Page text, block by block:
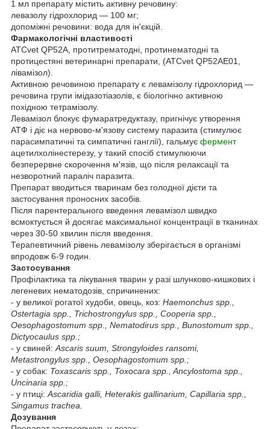
1 мл препарату містить активну речовину:
левазолу гідрохлорид — 100 мг;
допоміжні речовини: вода для ін'єкцій.
Фармакологічні властивості
ATCvet QР52А, протитрематодні, протинематодні та
протицестяні ветеринарні препарати, (ATCvet QР52АE01,
лівамізол).
Активною речовиною препарату є левамізолу гідрохлорид —
речовина групи імідазотіазолів, є біологічно активною
похідною тетрамізолу.
Левамізол блокує фумаратредуктазу, пригнічує утворення
АТФ і діє на нервово-м'язову систему паразита (стимулює
парасимпатичні та симпатичні ганглії), гальмує фермент
ацетилхолінестерезу, у такий спосіб стимулюючи
безперервне скорочення м'язів, що після релаксації та
незворотний параліч паразита.
Препарат вводиться тваринам без голодної дієти та
застосування проносних засобів.
Після парентерального введення левамізол швидко
всмоктується й досягає максимальної концентрації в тканинах
через 30-50 хвилин після введення.
Терапевтичний рівень левамізолу зберігається в організмі
впродовж 6-9 годин.
Застосування
Профілактика та лікування тварин у разі шлунково-кишкових і
легеневих нематодозів, спричинених:
- у великої рогатої худоби, овець, коз: Haemonchus spp.,
Ostertagia spp., Trichostrongylus spp., Cooperia spp.,
Oesophagostomum spp., Nematodirus spp., Bunostomum spp.,
Dictyocaulus spp.;
- у свиней:Ascaris suum, Strongyloides ransomi,
Metastrongylus spp., Oesophagostomum spp.;
- у собак: Toxascaris spp., Toxocara spp., Ancylostoma spp.,
Uncinaria spp.;
- у птиці:Ascaridia galli, Heterakis gallinarium, Capillaria spp.,
Singamus trachea.
Дозування